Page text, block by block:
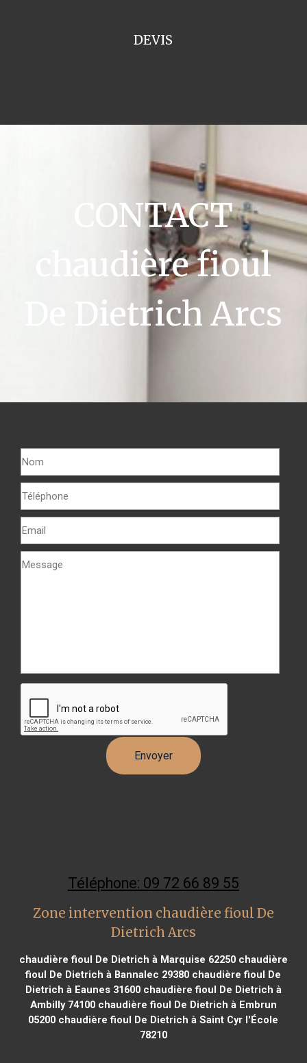
DEVIS
CONTACT
chaudière fioul
De Dietrich Arcs
Téléphone: 09 72 66 89 55
Zone intervention chaudière fioul De
Dietrich Arcs
chaudière fioul De Dietrich à Marquise 62250chaudière
fioul De Dietrich à Bannalec 29380 chaudière fioul De
Dietrich à Eaunes 31600chaudière fioul De Dietrich à
Ambilly 74100chaudière fioul De Dietrich à Embrun
05200 chaudière fioul De Dietrich à Saint Cyr l'École
78210